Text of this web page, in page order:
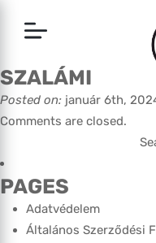
SZALÁMI
Posted on: január 6th,
Comments are closed.
for:
PAGES
Adatvédelem
Általános Szerződési